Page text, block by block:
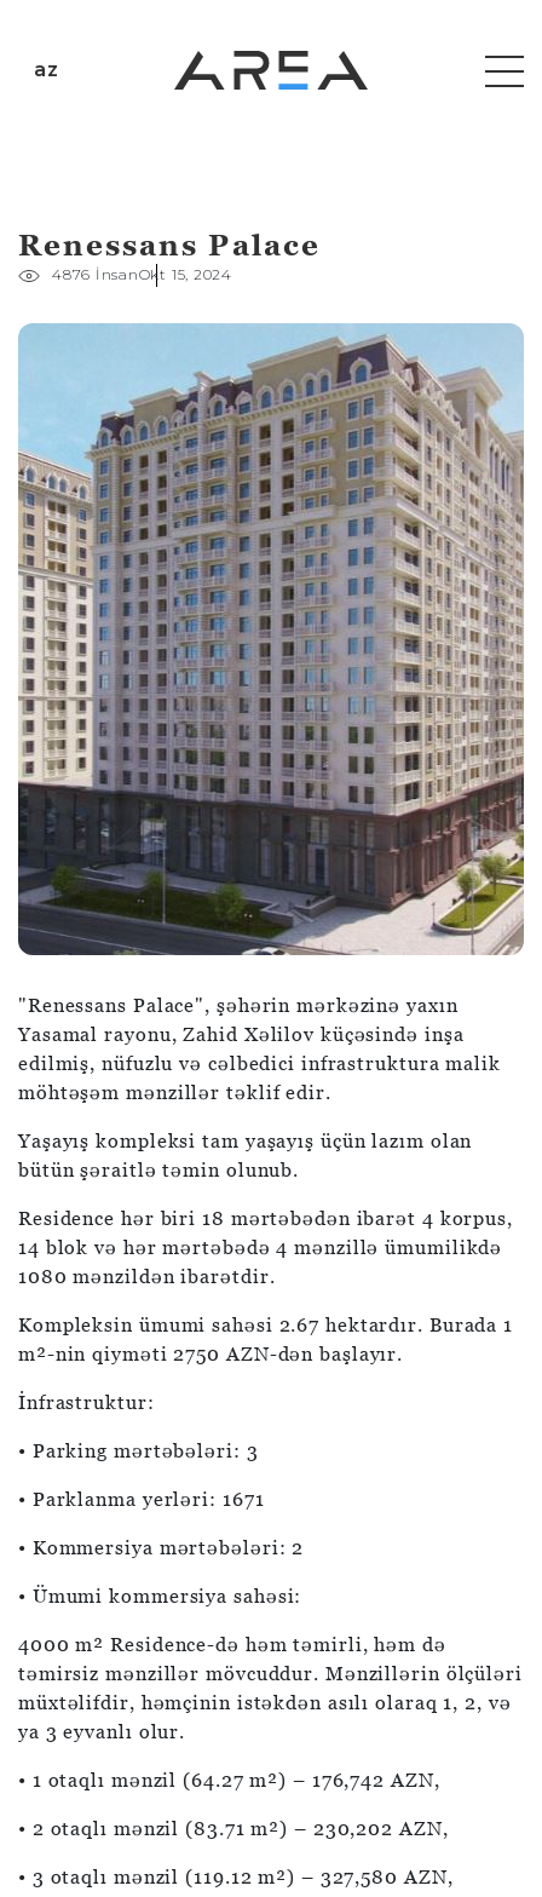
az
Renessans Palace
4876 İnsanOkt 15, 2024
"Renessans Palace", şəhərin mərkəzinə yaxın
Yasamal rayonu, Zahid Xəlilov küçəsində inşa
edilmiş, nüfuzlu və cəlbedici infrastruktura malik
möhtəşəm mənzillər təklif edir.
Yaşayış kompleksi tam yaşayış üçün lazım olan
bütün şəraitlə təmin olunub.
Residence hər biri 18 mərtəbədən ibarət 4 korpus,
14 blok və hər mərtəbədə 4 mənzillə ümumilikdə
1080 mənzildən ibarətdir.
Kompleksin ümumi sahəsi 2.67 hektardır. Burada 1
m²-nin qiyməti 2750 AZN-dən başlayır.
İnfrastruktur:
• Parking mərtəbələri: 3
• Parklanma yerləri: 1671
• Kommersiya mərtəbələri: 2
• Ümumi kommersiya sahəsi:
4000 m² Residence-də həm təmirli, həm də
təmirsiz mənzillər mövcuddur. Mənzillərin ölçüləri
müxtəlifdir, həmçinin istəkdən asılı olaraq 1, 2, və
ya 3 eyvanlı olur.
• 1 otaqlı mənzil (64.27 m²) – 176,742 AZN,
• 2 otaqlı mənzil (83.71 m²) – 230,202 AZN,
• 3 otaqlı mənzil (119.12 m²) – 327,580 AZN,